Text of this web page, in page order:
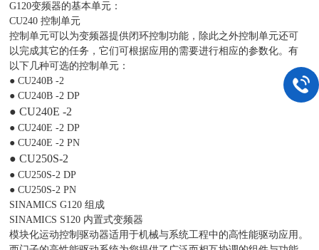
G120变频器的基本单元：
CU240 控制单元
控制单元可以为变频器提供闭环控制功能，除此之外控制单元还可
以完成其它的任务，它们可根据应用的需要进行相应的参数化。有
以下几种可选的控制单元：
● CU240B -2
● CU240B -2 DP
● CU240E -2
● CU240E -2 DP
● CU240E -2 PN
● CU250S-2
● CU250S-2 DP
● CU250S-2 PN
SINAMICS G120 组成
SINAMICS S120 内置式变频器
模块化运动控制驱动器适用于机械与系统工程中的高性能驱动应用。